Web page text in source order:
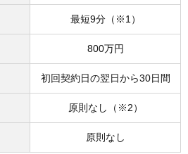
最短9分（※1）
800万円
初回契約日の翌日から30日間
原則なし（※2）
原則なし